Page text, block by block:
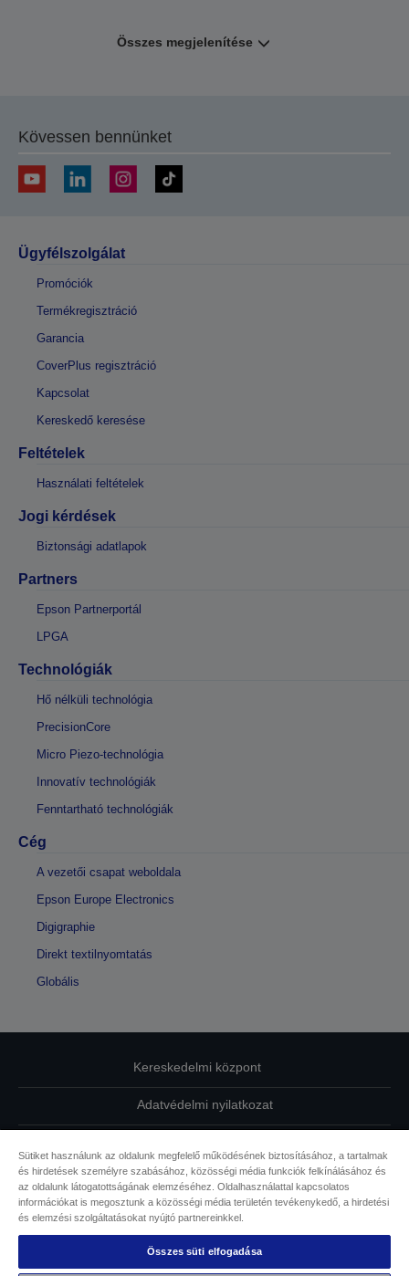
Összes megjelenítése
Kövessen bennünket
Ügyfélszolgálat
Promóciók
Termékregisztráció
Garancia
CoverPlus regisztráció
Kapcsolat
Kereskedő keresése
Feltételek
Használati feltételek
Jogi kérdések
Biztonsági adatlapok
Partners
Epson Partnerportál
LPGA
Technológiák
Hő nélküli technológia
PrecisionCore
Micro Piezo-technológia
Innovatív technológiák
Fenntartható technológiák
Cég
A vezetői csapat weboldala
Epson Europe Electronics
Digigraphie
Direkt textilnyomtatás
Globális
Kereskedelmi központ
Adatvédelmi nyilatkozat
Kapcsolatfelvétel
Sütikkel kapcsolatos információk
Az Epson elkötelezettsége az akadálymentesség mellett
Sütiket használunk az oldalunk megfelelő működésének biztosításához, a tartalmak
és hirdetések személyre szabásához, közösségi média funkciók felkínálásához és
az oldalunk látogatottságának elemzéséhez. Oldalhasználattal kapcsolatos
információkat is megosztunk a közösségi média területén tevékenykedő, a hirdetési
és elemzési szolgáltatásokat nyújtó partnereinkkel.
Összes süti elfogadása